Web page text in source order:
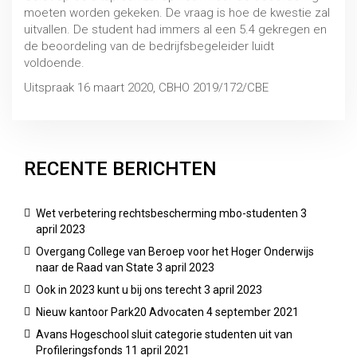
Functiebeperking
moeten worden gekeken. De vraag is hoe de kwestie zal
uitvallen. De student had immers al een 5.4 gekregen en
de beoordeling van de bedrijfsbegeleider luidt
voldoende.
Uitspraak 16 maart 2020, CBHO 2019/172/CBE
RECENTE BERICHTEN
Wet verbetering rechtsbescherming mbo-studenten 3
april 2023
Overgang College van Beroep voor het Hoger Onderwijs
naar de Raad van State 3 april 2023
Ook in 2023 kunt u bij ons terecht3 april 2023
Nieuw kantoor Park20 Advocaten 4 september 2021
Avans Hogeschool sluit categorie studenten uit van
Profileringsfonds 11 april 2021